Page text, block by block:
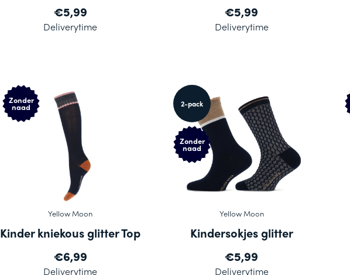
€5,99
Deliverytime
€5,99
Deliverytime
Zonder
naad
Yellow Moon
Kinder kniekous glitter Top
€6,99
Deliverytime
2-pack
Zonder
naad
Yellow Moon
Kindersokjes glitter
€5,99
Deliverytime